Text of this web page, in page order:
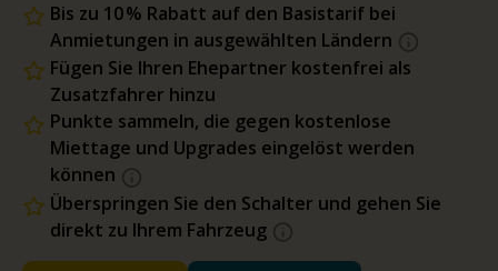
Bis zu 10 % Rabatt auf den Basistarif bei
Anmietungen in ausgewählten Ländern
Fügen Sie Ihren Ehepartner kostenfrei als
Zusatzfahrer hinzu
Punkte sammeln, die gegen kostenlose
Miettage und Upgrades eingelöst werden
können
Überspringen Sie den Schalter und gehen Sie
direkt zu Ihrem Fahrzeug